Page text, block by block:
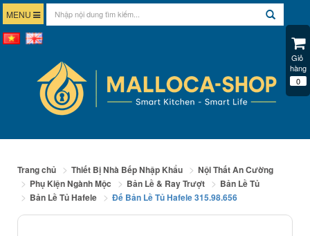
MENU
Trang chủ Thiết Bị Nhà Bếp Nhập Khẩu
Nội Thất An Cường
Phụ Kiện Ngành Mộc
Bản Lề & Ray Trượt
Bản Lề Tủ
Bản Lề Tủ Hafele
Đế Bản Lề Tủ Hafele 315.98.656
Giỏ
hàng
0